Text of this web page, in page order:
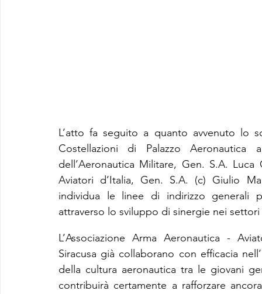
L’atto fa seguito a quanto avvenuto lo
Costellazioni di Palazzo
dell’Aeronautica Militare, Gen. S.A.
Aviatori d’Italia, Gen. S.A. (c) Giulio
individua le linee di indirizzo generali
attraverso lo sviluppo di sinergie nei
L’Associazione Arma Aeronautica -
Siracusa già collaborano con efficacia
della cultura aeronautica tra le giovani
contribuirà certamente a rafforzare